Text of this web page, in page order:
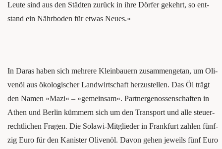
Leu­te sind aus den Städ­ten zurück in ihre Dör­fer gekehrt, so ent­
stand ein Nähr­bo­den für etwas Neues.«
In Dar­as haben sich meh­re­re Klein­bau­ern zusam­men­ge­tan, um Oli­
ven­öl aus öko­lo­gi­scher Land­wirt­schaft her­zu­stel­len. Das Öl trägt
den Namen »Mazi« – »gemein­sam«. Part­ner­ge­nos­sen­schaf­ten in
Athen und Ber­lin küm­mern sich um den Trans­port und alle steu­er­
recht­li­chen Fra­gen. Die Sola­wi-Mit­glie­der in Frank­furt zah­len fünf­
zig Euro für den Kanis­ter Oli­ven­öl. Davon gehen jeweils fünf Euro